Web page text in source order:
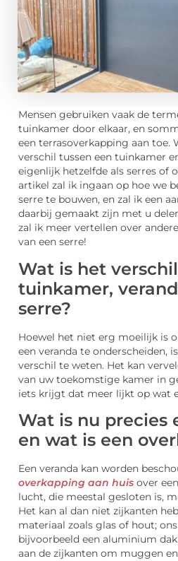
Mensen gebruiken vaak de
tuinkamer door elkaar, en
een terrasoverkapping aan toe.
verschil tussen een tuinkamer
eigenlijk hetzelfde als serres of
artikel zal ik ingaan op hoe we
serre te bouwen, en zal ik een
daarbij gemaakt zijn met u
zal ik meer vertellen over
van een serre!
Wat is het
tuinkamer,
serre?
Hoewel het niet erg moeilijk is
een veranda te onderscheiden,
verschil te weten. Het kan
van uw toekomstige kamer in
iets krijgt dat meer lijkt op wat
Wat is nu precies
en wat is een
Een veranda kan worden
overkapping aan huis over
lucht, die meestal gesloten is,
Het kan al dan niet zijkanten
materiaal zoals glas of hout;
bijvoorbeeld een aluminium
aan de zijkanten om muggen